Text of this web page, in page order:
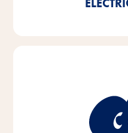
Grâce à l'utilisation
des systèmes de
chaudières à